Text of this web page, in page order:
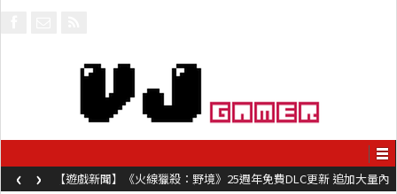
【遊戲新聞】《火線獵殺：野境》25週年免費DLC更新 追加大量內
容同時系舊作限時超平價折扣
‹ ›